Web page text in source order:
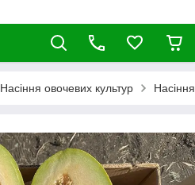
Насіння овочевих культур